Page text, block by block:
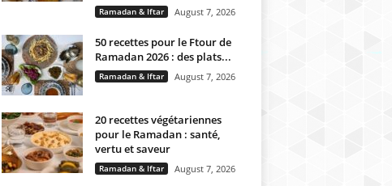
Ramadan & Iftar August 7, 2026
50 recettes pour le Ftour de
Ramadan 2026 : des plats...
Ramadan & Iftar August 7, 2026
20 recettes végétariennes
pour le Ramadan : santé,
vertu et saveur
Ramadan & Iftar August 7, 2026